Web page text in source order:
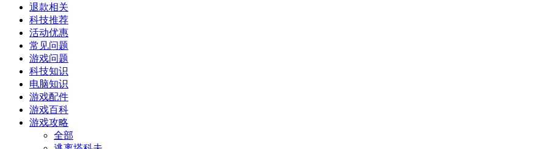
退款相关
科技推荐
活动优惠
常见问题
游戏问题
科技知识
电脑知识
游戏配件
游戏百科
游戏攻略
全部